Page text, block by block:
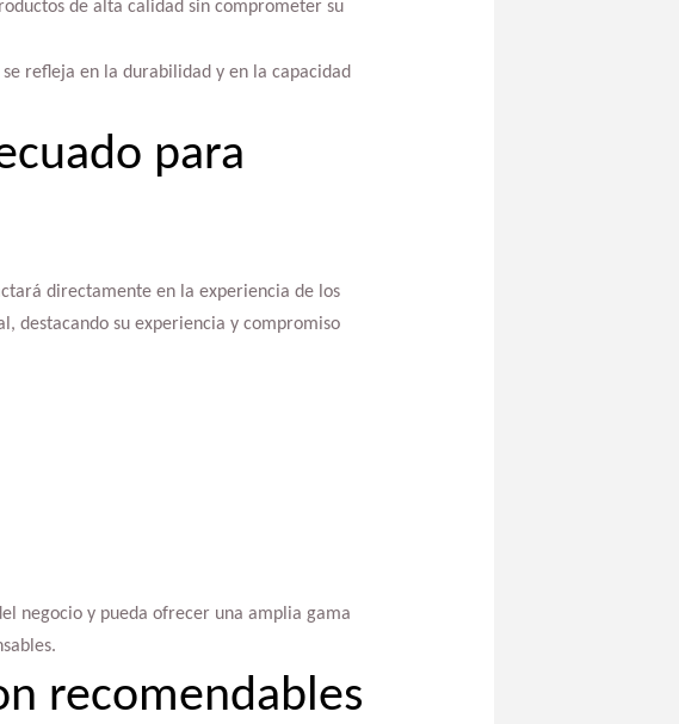
de alta calidad sin comprometer su
refleja en la durabilidad y en la capacidad
para
directamente en la experiencia de los
destacando su experiencia y compromiso
negocio y pueda ofrecer una amplia gama
recomendables